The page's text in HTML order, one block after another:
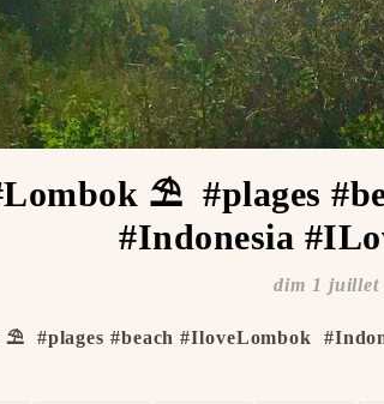
⛱ ️ #plages
#Indonesia
dim 1 juillet
#plages #beach #IloveLombok